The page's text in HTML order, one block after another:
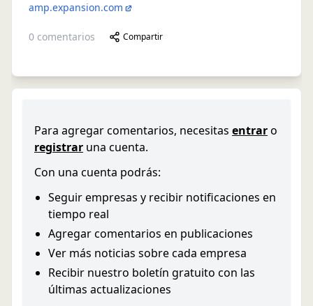
amp.expansion.com
0 comentarios Compartir
Para agregar comentarios, necesitas entraro
registrar una cuenta.
Con una cuenta podrás:
Seguir empresas y recibir notificaciones en
tiempo real
Agregar comentarios en publicaciones
Ver más noticias sobre cada empresa
Recibir nuestro boletín gratuito con las
últimas actualizaciones